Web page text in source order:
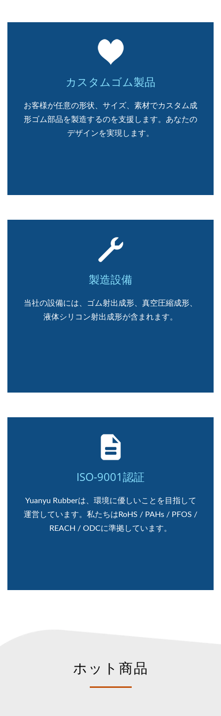
カスタムゴム製品
お客様が任意の形状、サイズ、素材でカスタム成
形ゴム部品を製造するのを支援します。あなたの
デザインを実現します。
製造設備
当社の設備には、ゴム射出成形、真空圧縮成形、
液体シリコン射出成形が含まれます。
ISO-9001認証
Yuanyu Rubberは、環境に優しいことを目指して
運営しています。私たちはRoHS / PAHs / PFOS /
REACH / ODCに準拠しています。
ホット商品